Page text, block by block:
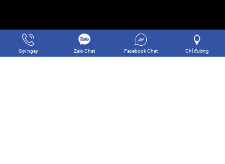
Gọi ngay Zalo Chat Facebook Chat Chỉ đường